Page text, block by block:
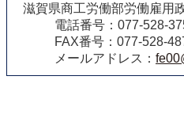
滋賀県商工労働部労働雇用
電話番号：077-528-
FAX番号：077-528-
メールアドレス：